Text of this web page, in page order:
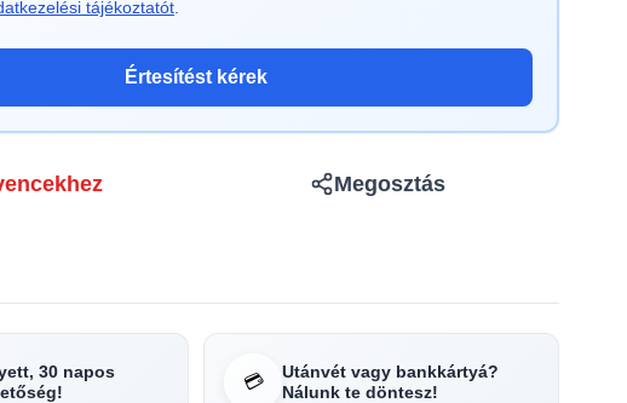
tájékoztatót
Értesítést kérek
Megosztás
30 napos
💳
Utánvét vagy bankkártyá?
Nálunk te döntesz!